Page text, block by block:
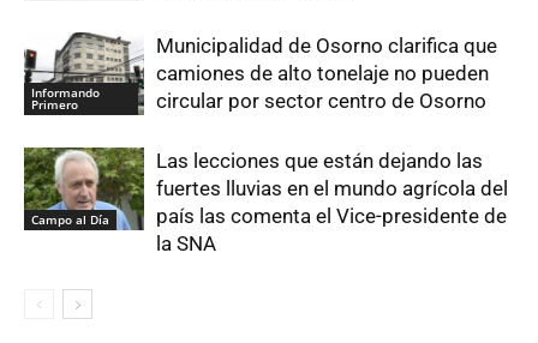
Informando
Primero
Municipalidad de Osorno clarifica que
camiones de alto tonelaje no pueden
circular por sector centro de Osorno
Campo al Día
Las lecciones que están dejando las
fuertes lluvias en el mundo agrícola del
país las comenta el Vice-presidente de
la SNA